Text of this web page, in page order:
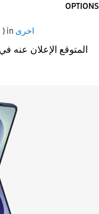
OPTIONS
) in اخرى